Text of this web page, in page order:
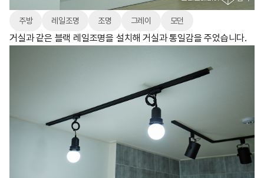
주방 레일조명 조명 그레이 모던
거실과 같은 블랙 레일조명을 설치해 거실과 통일감을 주었습니다.